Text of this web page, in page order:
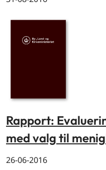
Rapport:
med valg til
26-06-2016